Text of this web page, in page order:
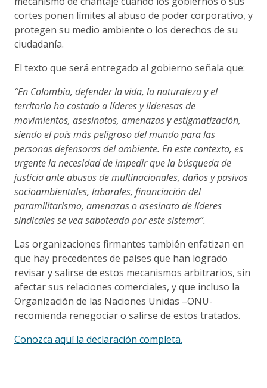
cortes ponen límites al abuso de poder corporativo, y
protegen su medio ambiente o los derechos de su
ciudadanía.
El texto que será entregado al gobierno señala que:
“En Colombia, defender la vida, la naturaleza y el
territorio ha costado a líderes y lideresas de
movimientos, asesinatos, amenazas y estigmatización,
siendo el país más peligroso del mundo para las
personas defensoras del ambiente. En este contexto, es
urgente la necesidad de impedir que la búsqueda de
justicia ante abusos de multinacionales, daños y pasivos
socioambientales, laborales, financiación del
paramilitarismo, amenazas o asesinato de líderes
sindicales se vea saboteada por este sistema”.
Las organizaciones firmantes también enfatizan en
que hay precedentes de países que han logrado
revisar y salirse de estos mecanismos arbitrarios, sin
afectar sus relaciones comerciales, y que incluso la
Organización de las Naciones Unidas –ONU-
recomienda renegociar o salirse de estos tratados.
Conozca aquí la declaración completa.